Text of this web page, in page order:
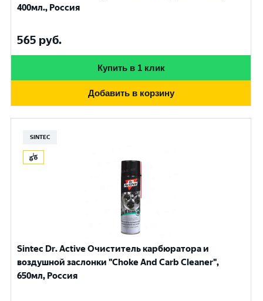
400мл., Россия
565 руб.
Купить в 1 клик
Добавить в корзину
SINTEC
Sintec Dr. Active Очиститель карбюратора и
воздушной заслонки "Choke And Carb Cleaner",
650мл, Россия